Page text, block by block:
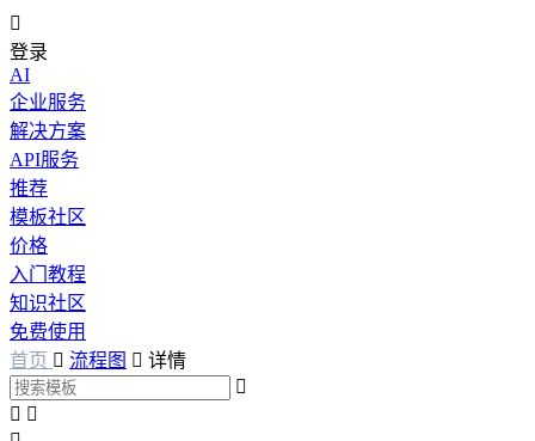

登录
AI
企业服务
解决方案
API服务
推荐
模板社区
价格
入门教程
知识社区
免费使用
首页  流程图  详情

 